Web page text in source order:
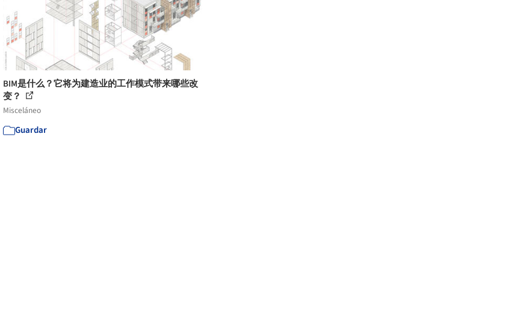
BIM是什么？它将为建造业的工作模式带来哪些改
变？
Misceláneo
Guardar